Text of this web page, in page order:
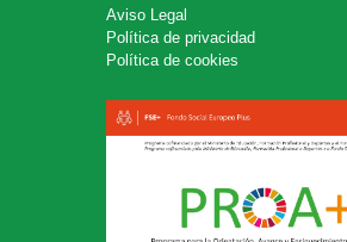
Aviso Legal
Política de privacidad
Política de cookies